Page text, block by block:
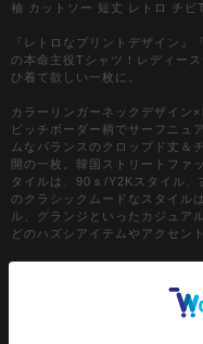
袖 カットソー 短丈 レトロ チビT
『レトロなプリントデザイン』
の本命主役Tシャツ！レディー
ひ着て欲しい一枚に。
カラーリンガーネックデザイン
ピッチボーダー柄でサーフニュ
ムなバランスのクロップド丈＆
開の一枚。韓国ストリートファ
タイルは、90ｓ/Y2Kスタイル
のクラシックムードなスタイル
ル、グランジといったカジュア
どのハズシアイテムやアクセン